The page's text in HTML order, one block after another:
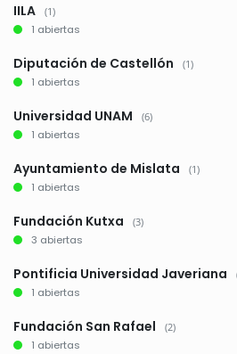
IILA (1)
1 abiertas
Diputación de Castellón (1)
1 abiertas
Universidad UNAM (6)
1 abiertas
Ayuntamiento de Mislata (1)
1 abiertas
Fundación Kutxa (3)
3 abiertas
Pontificia Universidad Javeriana
1 abiertas
Fundación San Rafael (2)
1 abiertas